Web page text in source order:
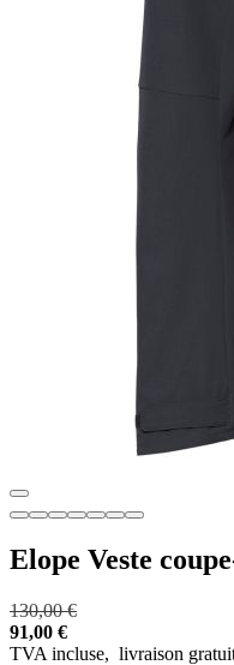
Elope Veste
130,00 €
91,00 €
TVA incluse, livraison